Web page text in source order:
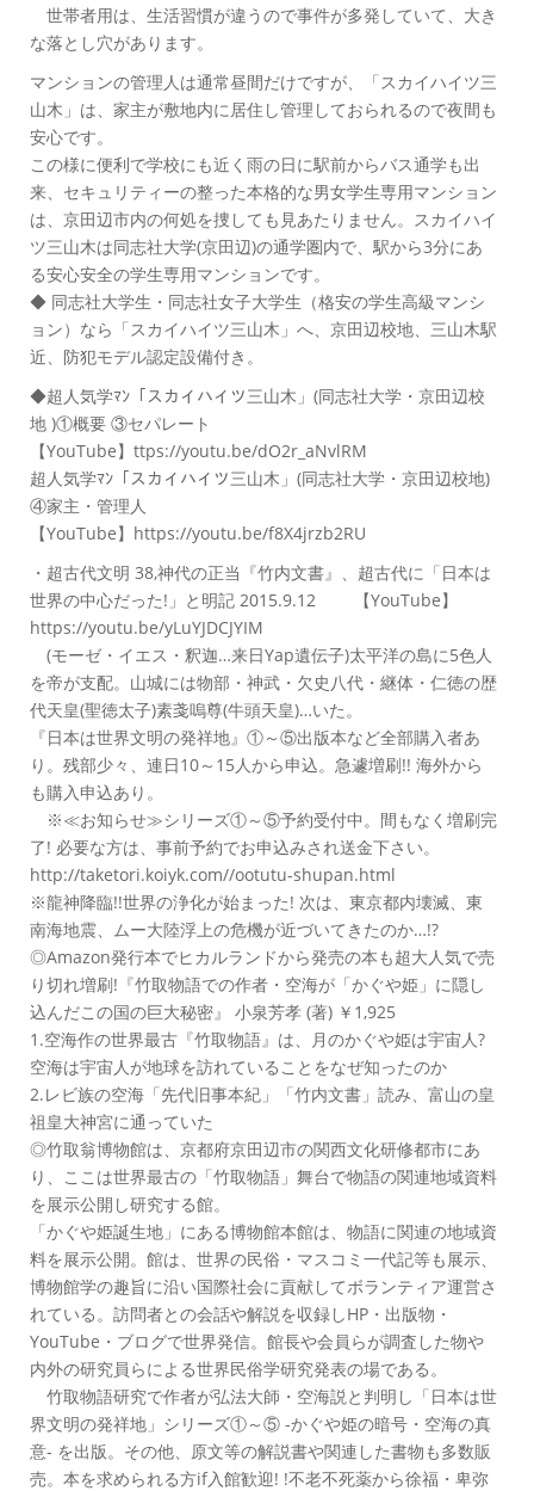
世帯者用は、生活習慣が違うので事件が多発していて、大き
な落とし穴があります。
マンションの管理人は通常昼間だけですが、「スカイハイツ三
山木」は、家主が敷地内に居住し管理しておられるので夜間も
安心です。
この様に便利で学校にも近く雨の日に駅前からバス通学も出
来、セキュリティーの整った本格的な男女学生専用マンション
は、京田辺市内の何処を捜しても見あたりません。スカイハイ
ツ三山木は同志社大学(京田辺)の通学圏内で、駅から3分にあ
る安心安全の学生専用マンションです。
◆ 同志社大学生・同志社女子大学生（格安の学生高級マンシ
ョン）なら「スカイハイツ三山木」へ、京田辺校地、三山木駅
近、防犯モデル認定設備付き。
◆超人気学ﾏﾝ「スカイハイツ三山木」(同志社大学・京田辺校
地 )①概要 ③セパレート
【YouTube】ttps://youtu.be/dO2r_aNvlRM
超人気学ﾏﾝ「スカイハイツ三山木」(同志社大学・京田辺校地)
④家主・管理人
【YouTube】https://youtu.be/f8X4jrzb2RU
・超古代文明 38,神代の正当『竹内文書』、超古代に「日本は
世界の中心だった!」と明記 2015.9.12 【YouTube】
https://youtu.be/yLuYJDCJYIM
(モーゼ・イエス・釈迦…来日Yap遺伝子)太平洋の島に5色人
を帝が支配。山城には物部・神武・欠史八代・継体・仁徳の歴
代天皇(聖徳太子)素戔嗚尊(牛頭天皇)…いた。
『日本は世界文明の発祥地』①～⑤出版本など全部購入者あ
り。残部少々、連日10～15人から申込。急遽増刷!! 海外から
も購入申込あり。
※≪お知らせ≫シリーズ①～⑤予約受付中。間もなく増刷完
了! 必要な方は、事前予約でお申込みされ送金下さい。
http://taketori.koiyk.com//ootutu-shupan.html
※龍神降臨!!世界の浄化が始まった! 次は、東京都内壊滅、東
南海地震、ムー大陸浮上の危機が近づいてきたのか…!?
◎Amazon発行本でヒカルランドから発売の本も超大人気で売
り切れ増刷!『竹取物語での作者・空海が「かぐや姫」に隠し
込んだこの国の巨大秘密』 小泉芳孝 (著) ￥1,925
1.空海作の世界最古『竹取物語』は、月のかぐや姫は宇宙人?
空海は宇宙人が地球を訪れていることをなぜ知ったのか
2.レビ族の空海「先代旧事本紀」「竹内文書」読み、富山の皇
祖皇大神宮に通っていた
◎竹取翁博物館は、京都府京田辺市の関西文化研修都市にあ
り、ここは世界最古の「竹取物語」舞台で物語の関連地域資料
を展示公開し研究する館。
「かぐや姫誕生地」にある博物館本館は、物語に関連の地域資
料を展示公開。館は、世界の民俗・マスコミ一代記等も展示、
博物館学の趣旨に沿い国際社会に貢献してボランティア運営さ
れている。訪問者との会話や解説を収録しHP・出版物・
YouTube・ブログで世界発信。館長や会員らが調査した物や
内外の研究員らによる世界民俗学研究発表の場である。
竹取物語研究で作者が弘法大師・空海説と判明し「日本は世
界文明の発祥地」シリーズ①～⑤ -かぐや姫の暗号・空海の真
意- を出版。その他、原文等の解説書や関連した書物も多数販
売。本を求められる方if入館歓迎! !不老不死薬から徐福・卑弥